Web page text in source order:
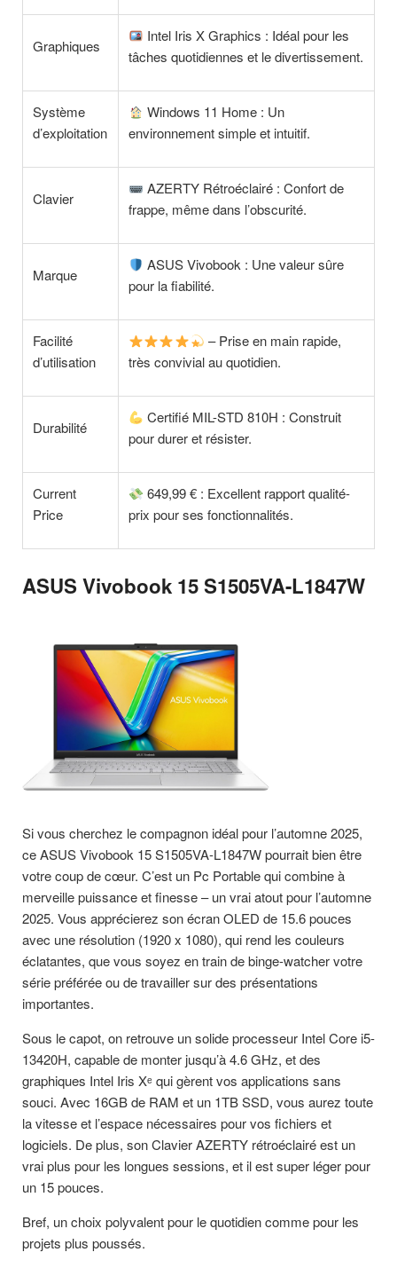
Graphiques
Intel Iris X Graphics : Idéal pour les
tâches quotidiennes et le divertissement.
Système
d’exploitation
Windows 11 Home : Un
environnement simple et intuitif.
Clavier
AZERTY Rétroéclairé : Confort de
frappe, même dans l’obscurité.
Marque
ASUS Vivobook : Une valeur sûre
pour la fiabilité.
Facilité
d’utilisation
– Prise en main rapide,
très convivial au quotidien.
Durabilité
Certifié MIL-STD 810H : Construit
pour durer et résister.
Current
Price
649,99 € : Excellent rapport qualité-
prix pour ses fonctionnalités.
ASUS Vivobook 15 S1505VA-L1847W
Si vous cherchez le compagnon idéal pour l’automne 2025,
ce ASUS Vivobook 15 S1505VA-L1847W pourrait bien être
votre coup de cœur. C’est un Pc Portable qui combine à
merveille puissance et finesse – un vrai atout pour l’automne
2025. Vous apprécierez son écran OLED de 15.6 pouces
avec une résolution (1920 x 1080), qui rend les couleurs
éclatantes, que vous soyez en train de binge-watcher votre
série préférée ou de travailler sur des présentations
importantes.
Sous le capot, on retrouve un solide processeur Intel Core i5-
13420H, capable de monter jusqu’à 4.6 GHz, et des
graphiques Intel Iris Xᵉ qui gèrent vos applications sans
souci. Avec 16GB de RAM et un 1TB SSD, vous aurez toute
la vitesse et l’espace nécessaires pour vos fichiers et
logiciels. De plus, son Clavier AZERTY rétroéclairé est un
vrai plus pour les longues sessions, et il est super léger pour
un 15 pouces.
Bref, un choix polyvalent pour le quotidien comme pour les
projets plus poussés.